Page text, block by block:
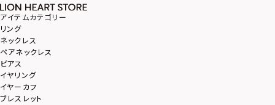
アイテムカテゴリー
リング
ネックレス
ペアネックレス
ピアス
イヤリング
イヤーカフ
ブレスレット